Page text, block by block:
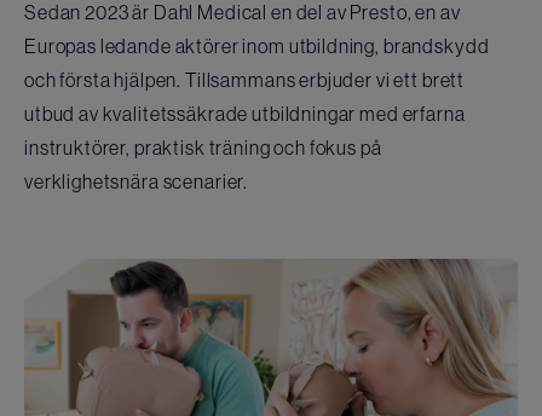
Sedan 2023 är Dahl Medical en del av Presto, en av
Europas ledande aktörer inom utbildning, brandskydd
och första hjälpen. Tillsammans erbjuder vi ett brett
utbud av kvalitetssäkrade utbildningar med erfarna
instruktörer, praktisk träning och fokus på
verklighetsnära scenarier.